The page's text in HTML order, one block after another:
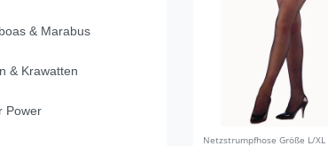
& Marabus
& Krawatten
Power
Netzstrumpfhose Größe L/XL